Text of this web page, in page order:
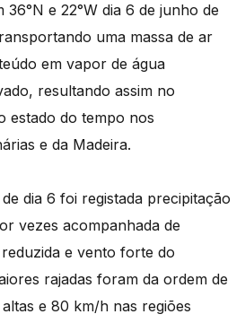
e 22°W dia 6 de junho de
uma massa de ar
em vapor de água
resultando assim no
estado do tempo nos
e da Madeira.
dia 6 foi registada precipitação
vezes acompanhada de
e vento forte do
rajadas foram da ordem de
e 80 km/h nas regiões